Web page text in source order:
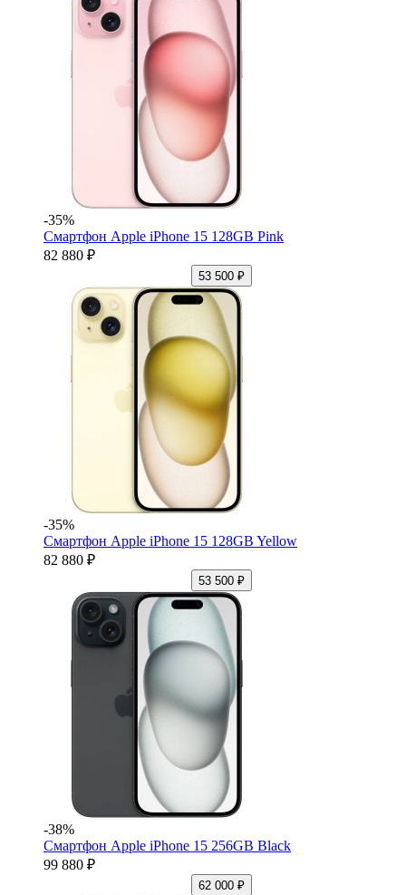
-35%
Смартфон Apple iPhone 15 128GB Pink
82 880 ₽
53 500 ₽
-35%
Смартфон Apple iPhone 15 128GB Yellow
82 880 ₽
53 500 ₽
-38%
Смартфон Apple iPhone 15 256GB Black
99 880 ₽
62 000 ₽